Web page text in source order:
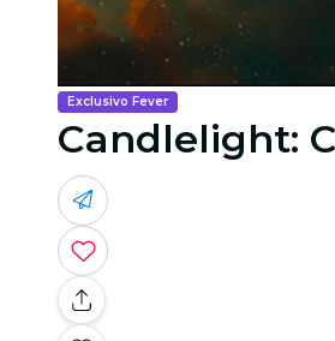
Exclusivo Fever
Candlelight: